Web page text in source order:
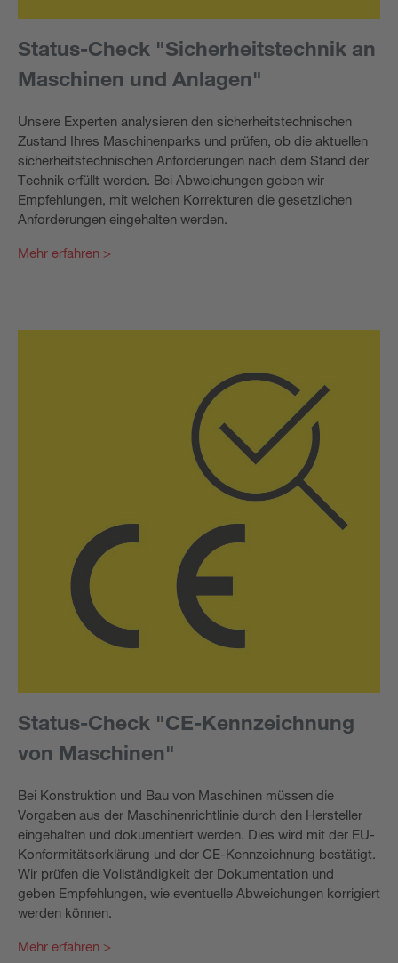
Status-Check "Sicherheitstechnik an
Maschinen und Anlagen"
Unsere Experten analysieren den sicherheitstechnischen
Zustand Ihres Maschinenparks und prüfen, ob die aktuellen
sicherheitstechnischen Anforderungen nach dem Stand der
Technik erfüllt werden. Bei Abweichungen geben wir
Empfehlungen, mit welchen Korrekturen die gesetzlichen
Anforderungen eingehalten werden.
Mehr erfahren >
Status-Check "CE-Kennzeichnung
von Maschinen"
Bei Konstruktion und Bau von Maschinen müssen die
Vorgaben aus der Maschinenrichtlinie durch den Hersteller
eingehalten und dokumentiert werden. Dies wird mit der EU-
Konformitätserklärung und der CE-Kennzeichnung bestätigt.
Wir prüfen die Vollständigkeit der Dokumentation und
geben Empfehlungen, wie eventuelle Abweichungen korrigiert
werden können.
Mehr erfahren >